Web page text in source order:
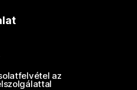
az